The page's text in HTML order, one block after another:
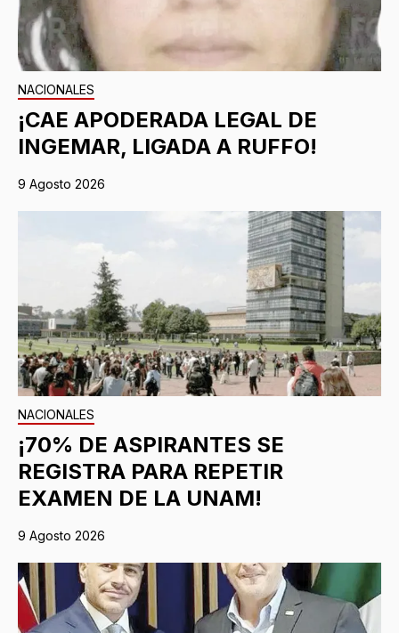
NACIONALES
¡CAE APODERADA LEGAL DE
INGEMAR, LIGADA A RUFFO!
9 Agosto 2026
NACIONALES
¡70% DE ASPIRANTES SE
REGISTRA PARA REPETIR
EXAMEN DE LA UNAM!
9 Agosto 2026